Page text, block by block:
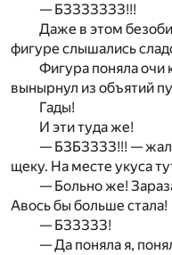
— БЗЗЗЗЗЗЗ!!!
Даже в этом
фигуре слышались
Фигура поняла очи
вынырнул из объятий
Гады!
И эти туда же!
— БЗБЗЗЗЗ!!! —
щеку. На месте укуса
— Больно же!
Авось бы больше стала!
— БЗЗЗЗЗ!
— Да поняла я,